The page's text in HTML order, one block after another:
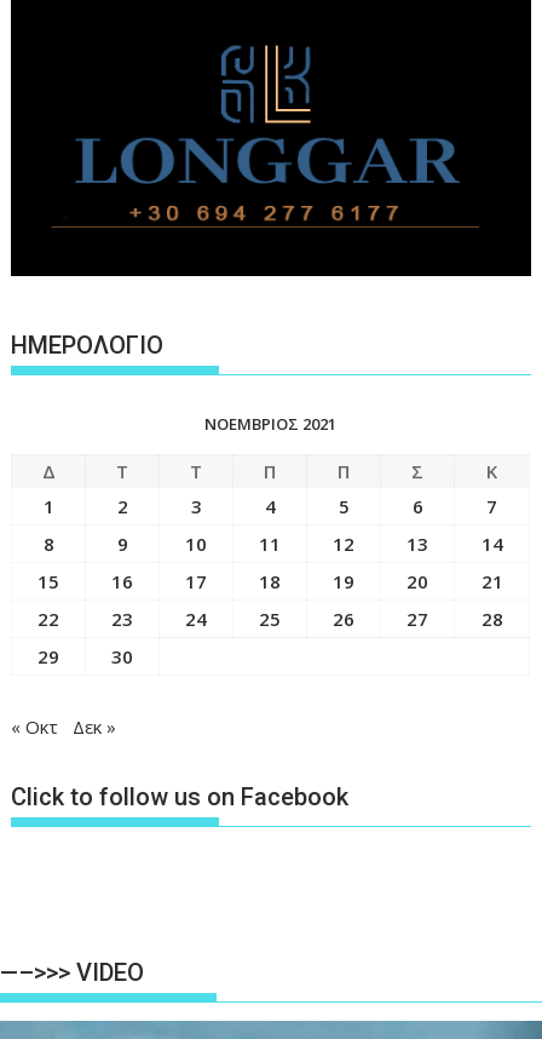
ΗΜΕΡΟΛΟΓΙΟ
ΝΟΈΜΒΡΙΟΣ 2021
Δ Τ Τ Π Π Σ
Κ
1
2 3 4 5 6
7
8
9 10 11 12 13
14
15
16 17 18 19 20
21
22
23 24 25 26 27
28
29
30
« Οκτ Δεκ »
Click to follow us on Facebook
—–>>> VIDEO